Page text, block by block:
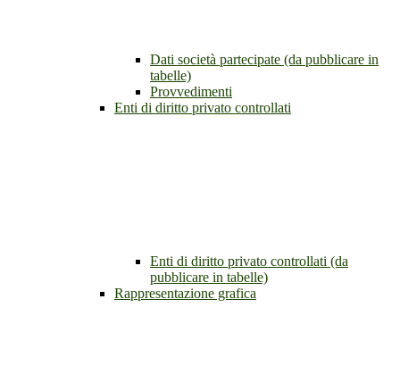
Dati società partecipate (da pubblicare in
tabelle)
Provvedimenti
Enti di diritto privato controllati
Enti di diritto privato controllati (da
pubblicare in tabelle)
Rappresentazione grafica